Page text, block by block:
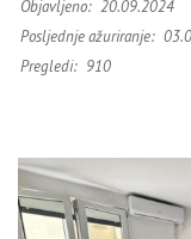
Objavljeno: 20.09.2024
Posljednje ažuriranje:
Pregledi: 910